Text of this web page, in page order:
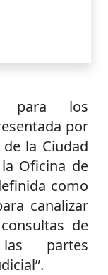
para los
por
la Ciudad
Oficina de
como
canalizar
de
partes